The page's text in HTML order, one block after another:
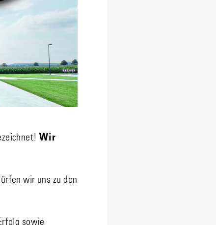
Wir
wir uns zu den
sowie